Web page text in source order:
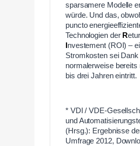
sparsamere Modelle
würde. Und das,
puncto
Technologien der R
nvestement (ROI) –
Stromkosten sei Dank
normalerweise bereits
bis drei Jahren eintritt.
* VDI / VDE-
und
(Hrsg.): Ergebnisse
Umfrage 2012,